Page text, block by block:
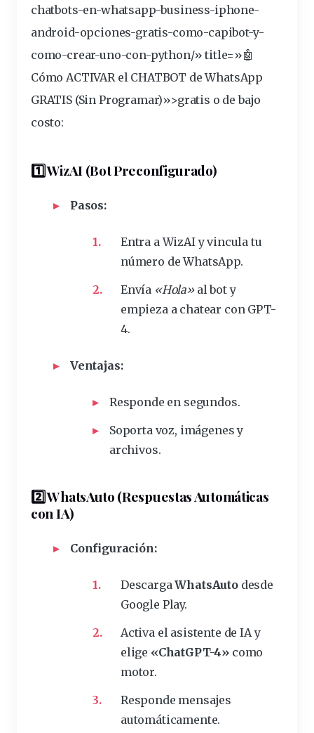
chatbots-en-whatsapp-business-iphone-
android-opciones-gratis-como-capibot-y-
como-crear-uno-con-python/» title=»🤖
Cómo ACTIVAR el CHATBOT de WhatsApp
GRATIS (Sin Programar)»>gratis o de bajo
costo:
1️⃣ WizAI (Bot Preconfigurado)
Pasos:
Entra aWizAIy vincula tu
número de WhatsApp.
Envía «Hola»alboty
empieza a chatear con GPT-
4.
Ventajas:
Responde en segundos.
Soporta voz, imágenes y
archivos.
2️⃣ WhatsAuto (Respuestas Automáticas
con IA)
Configuración:
DescargaWhatsAutodesde
Google Play.
Activa el asistente de IA y
elige «ChatGPT-4» como
motor.
Responde mensajes
automáticamente.